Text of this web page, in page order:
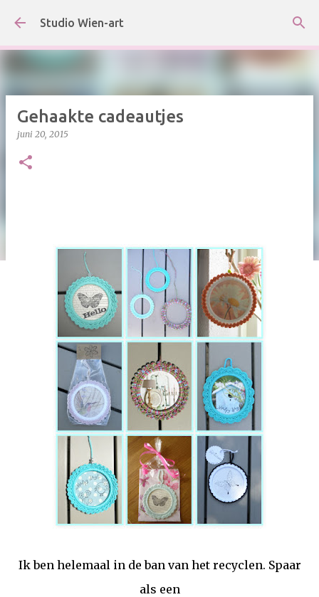
Doorgaan naar hoofdcontent
Studio Wien-art
Gehaakte cadeautjes
juni 20, 2015
Ik ben helemaal in de ban van het recyclen. Spaar
als een